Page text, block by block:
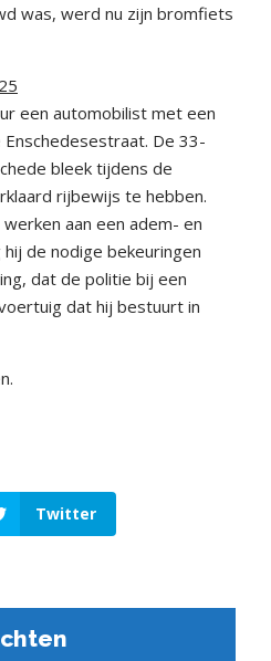
was, werd nu zijn bromfiets
een automobilist met een
De 33-
bleek tijdens de
rijbewijs te hebben.
aan een adem- en
de nodige bekeuringen
dat de politie bij een
dat hij bestuurt in
Twitter